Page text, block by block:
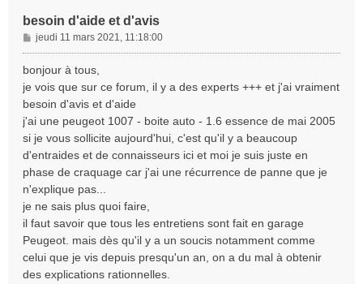
besoin d'aide et d'avis
M
e
s
g
e
jeudi 11 mars 2021, 11:18:00
bonjour à tous,
je vois que sur ce forum, il y a des experts +++ et j'ai vraiment
besoin d'avis et d'aide
j'ai une peugeot 1007 - boite auto - 1.6 essence de mai 2005
si je vous sollicite aujourd'hui, c'est qu'il y a beaucoup
d'entraides et de connaisseurs ici et moi je suis juste en
phase de craquage car j'ai une récurrence de panne que je
n'explique pas...
je ne sais plus quoi faire,
il faut savoir que tous les entretiens sont fait en garage
Peugeot. mais dès qu'il y a un soucis notamment comme
celui que je vis depuis presqu'un an, on a du mal à obtenir
des explications rationnelles.